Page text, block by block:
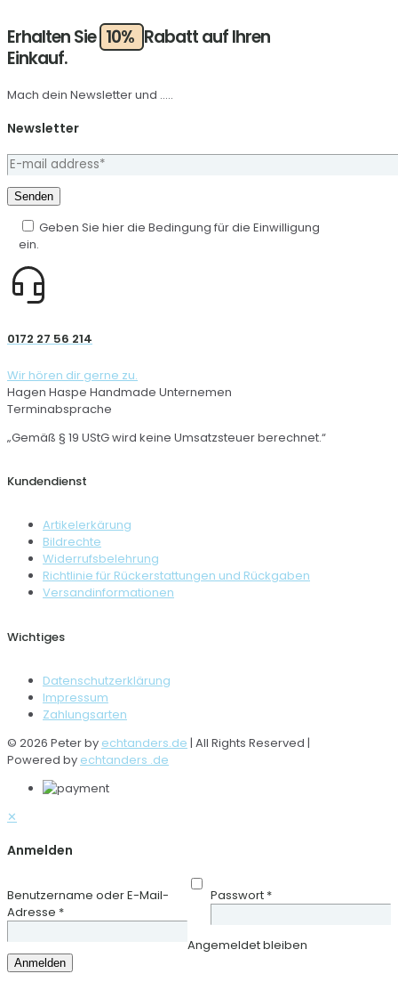
Erhalten Sie 10% Rabatt auf Ihren
Einkauf.
Mach dein Newsletter und .....
Newsletter
Geben Sie hier die Bedingung für die Einwilligung
ein.
0172 27 56 214
Wir hören dir gerne zu.
Hagen Haspe Handmade Unternemen
Terminabsprache
„Gemäß § 19 UStG wird keine Umsatzsteuer berechnet.“
Kundendienst
Artikelerkärung
Bildrechte
Widerrufsbelehrung
Richtlinie für Rückerstattungen und Rückgaben
Versandinformationen
Wichtiges
Datenschutzerklärung
Impressum
Zahlungsarten
© 2026 Peter by echtanders.de | All Rights Reserved |
Powered by echtanders .de
✕
Anmelden
Benutzername oder E-Mail-
Adresse *
Passwort *
Angemeldet bleiben
Anmelden